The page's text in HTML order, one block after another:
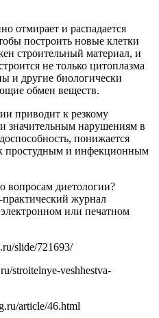
отмирает и распадается
построить новые клетки
строительный материал, и
не только цитоплазма
и другие биологически
обмен веществ.
приводит к резкому
значительным нарушениям в
понижается
простудным и инфекционным
вопросам диетологии?
журнал
или печатном
slide/721693/
stroitelnye-veshhestva-
article/46.html